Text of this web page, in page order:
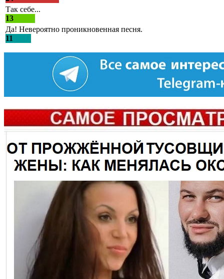
Так себе...
13
Да! Невероятно проникновенная песня.
11